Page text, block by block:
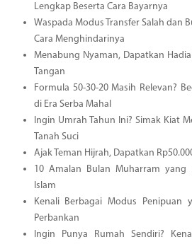
Lengkap Beserta Cara Bayarnya
Waspada Modus Transfer Salah dan
Cara Menghindarinya
Menabung Nyaman, Dapatkan
Tangan
Formula 50-30-20 Masih Relevan?
di Era Serba Mahal
Ingin Umrah Tahun Ini? Simak Kiat
Tanah Suci
Ajak Teman Hijrah, Dapatkan
10 Amalan Bulan Muharram
Islam
Kenali Berbagai Modus Penipuan
Perbankan
Ingin Punya Rumah Sendiri?